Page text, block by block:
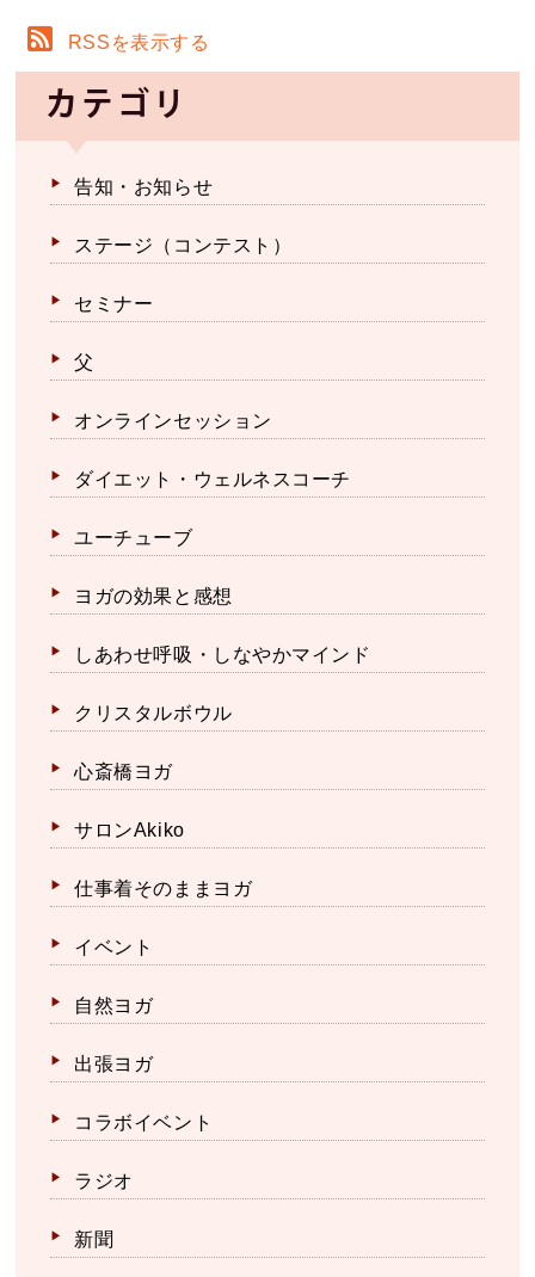
RSSを表示する
カテゴリ
告知・お知らせ
ステージ（コンテスト）
セミナー
父
オンラインセッション
ダイエット・ウェルネスコーチ
ユーチューブ
ヨガの効果と感想
しあわせ呼吸・しなやかマインド
クリスタルボウル
心斎橋ヨガ
サロンAkiko
仕事着そのままヨガ
イベント
自然ヨガ
出張ヨガ
コラボイベント
ラジオ
新聞